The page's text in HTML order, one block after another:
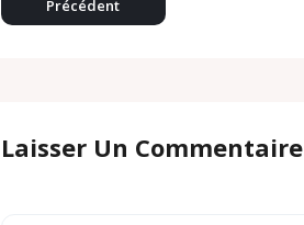
Précédent
Laisser Un Commentaire